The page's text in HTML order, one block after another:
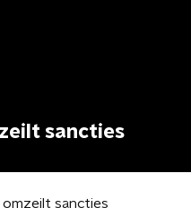
sancties
sancties